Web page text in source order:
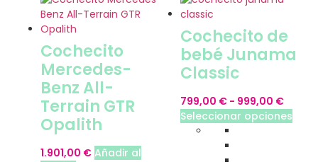
Cochecito
Mercedes-
Benz All-
Terrain GTR
Opalith
1.901,00 € Añadir al
Cochecito de
bebé Junama
Classic
799,00 € - 999,00 €
Seleccionar opciones